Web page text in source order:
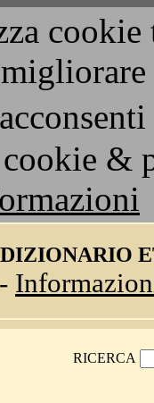
cookie &
DIZIONARIO
-
RICERCA